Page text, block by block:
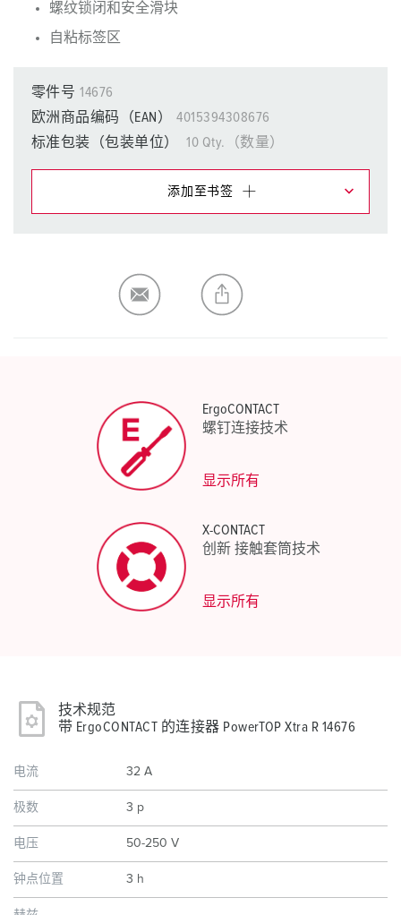
螺纹锁闭和安全滑块
自粘标签区
零件号 14676
欧洲商品编码（EAN）
4015394308676
标准包装（包装单位）
10 Qty.（数量）
添加至书签
生成新清单
ErgoCONTACT
螺钉连接技术
显示所有
X-CONTACT
创新 接触套筒技术
显示所有
技术规范
带 ErgoCONTACT 的连接器 PowerTOP Xtra R 14676
电流 32 A
极数 3 p
电压 50-250 V
钟点位置 3 h